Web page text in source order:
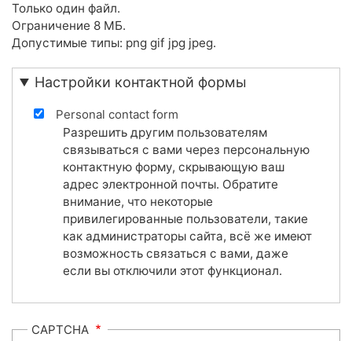
Только один файл.
Ограничение 8 МБ.
Допустимые типы: png gif jpg jpeg.
Настройки контактной формы
Personal contact form
Разрешить другим пользователям
связываться с вами через персональную
контактную форму, скрывающую ваш
адрес электронной почты. Обратите
внимание, что некоторые
привилегированные пользователи, такие
как администраторы сайта, всё же имеют
возможность связаться с вами, даже
если вы отключили этот функционал.
CAPTCHA